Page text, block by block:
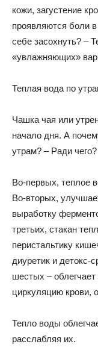
кожи, загустение
проявляются боли
себе засохнуть? –
«увлажняющих»
Теплая вода по
Чашка чая или
начало дня. А
утрам? – Ради
Во-первых, теплое
Во-вторых,
выработку
третьих, стакан
перистальтику
диуретик и детокс-
шестых –
циркуляцию крови,
Тепло воды
расслабляя их.